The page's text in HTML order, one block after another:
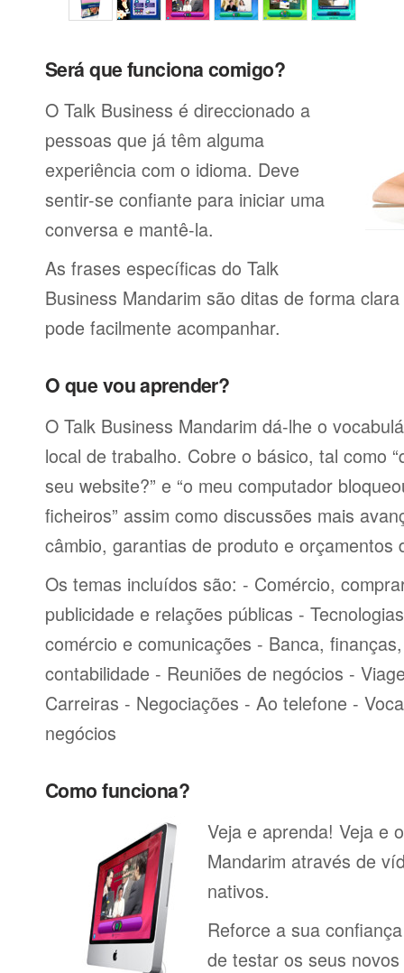
Será que funciona comigo?
O Talk Business é direccionado a
pessoas que já têm alguma
experiência com o idioma. Deve
sentir-se confiante para iniciar uma
conversa e mantê-la.
As frases específicas do Talk
Business Mandarim são ditas de forma
pode facilmente acompanhar.
O que vou aprender?
O Talk Business Mandarim dá-lhe o
local de trabalho. Cobre o básico, tal como
seu website?” e “o meu computador
ficheiros” assim como discussões mais
câmbio, garantias de produto e orçamentos
Os temas incluídos são: - Comércio,
publicidade e relações públicas -
comércio e comunicações - Banca,
contabilidade - Reuniões de negócios -
Carreiras - Negociações - Ao telefone -
negócios
Como funciona?
Veja e aprenda! Veja e
Mandarim através de
nativos.
Reforce a sua
de testar os seus